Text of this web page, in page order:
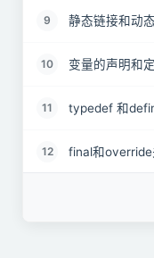
9 静态链接和动
10 变量的声明和
11 typedef 和
12 final和override
宏定义和函数